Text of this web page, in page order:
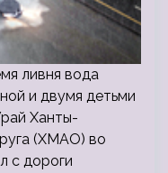
ливня вода
и двумя детьми
Ханты-
(ХМАО) во
с дороги